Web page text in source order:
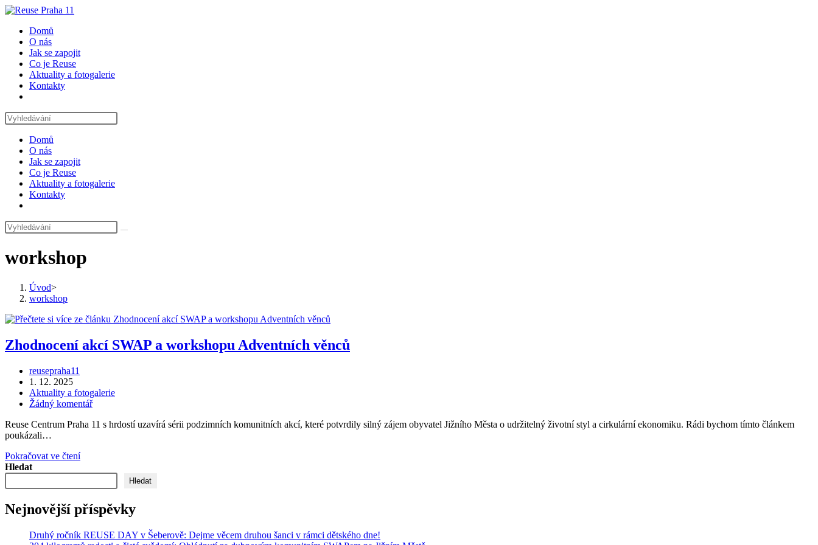
Přejít
obsahuDomů
O nás
Jak se zapojit
Co je Reuse
Aktuality a fotogalerie
Kontakty
search
Domů
O nás
Jak se zapojit
Co je Reuse
Aktuality a fotogalerie
Kontakty
search
workshop
Úvod>
workshop
Zhodnocení akcí SWAP a workshopu Adventních věnců
Autor
příspěvku
reusepraha11
Příspěvek
byl
publikován
1. 12. 2025
Rubriky
příspěvku
Aktuality a fotogalerie
Komentáře
příspěvku
Žádný komentář
Reuse Centrum Praha 11 s hrdostí uzavírá sérii podzimních komunitních akcí, které potvrdily silný zájem obyvatel Jižního Města o udržitelný životní styl a cirkulární ekonomiku. Rádi bychom tímto článkem
poukázali…
Pokračovat ve čteníZhodnocení
SWAP
a
Adventních
Hledat
Hledat
Nejnovější příspěvky
Druhý ročník REUSE DAY v Šeberově: Dejme věcem druhou šanci v rámci dětského dne!